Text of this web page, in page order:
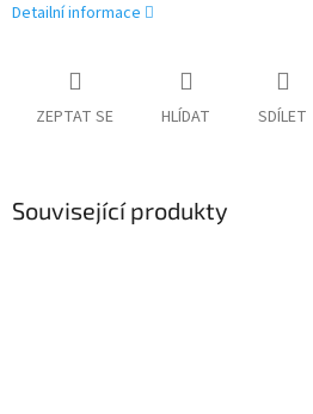
Detailní informace
ZEPTAT SE HLÍDAT SDÍLET
Související produkty